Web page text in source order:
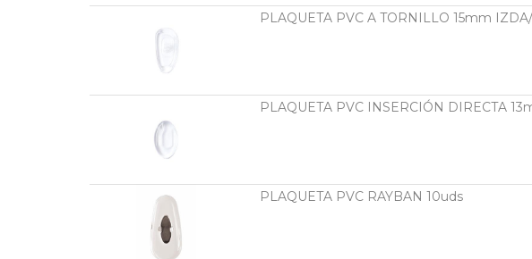
PLAQUETA PVC A TORNILLO 15mm
PLAQUETA PVC INSERCIÓN DIRECTA
PLAQUETA PVC RAYBAN 10uds